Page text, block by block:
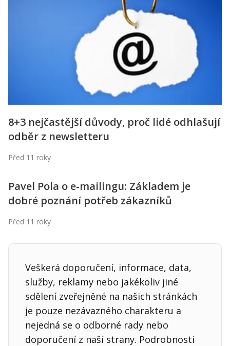
Obchodní podmínky
Hledat
8+3 nejčastější důvody, proč lidé odhlašují
odběr z newsletteru
Před 11 roky
Pavel Pola o e‑mailingu: Základem je
dobré poznání potřeb zákazníků
Před 11 roky
Veškerá doporučení, informace, data,
služby, reklamy nebo jakékoliv jiné
sdělení zveřejněné na našich stránkách
je pouze nezávazného charakteru a
nejedná se o odborné rady nebo
doporučení z naší strany. Podrobnosti